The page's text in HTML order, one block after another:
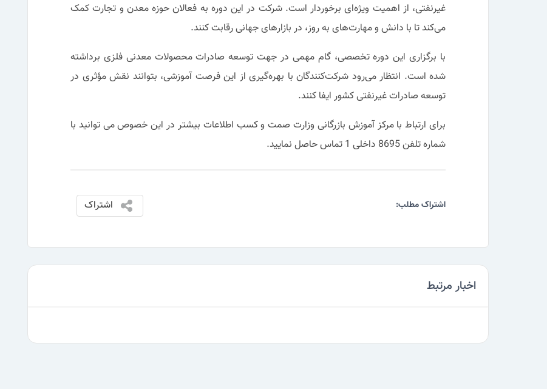
غیرنفتی، از اهمیت ویژه‌ای برخوردار است. شرکت در این دوره به فعالان حوزه معدن و تجارت کمک
می‌کند تا با دانش و مهارت‌های به روز، در بازارهای جهانی رقابت کنند.
با برگزاری این دوره تخصصی، گام مهمی در جهت توسعه صادرات محصولات معدنی فلزی برداشته
شده است. انتظار می‌رود شرکت‌کنندگان با بهره‌گیری از این فرصت آموزشی، بتوانند نقش مؤثری در
توسعه صادرات غیرنفتی کشور ایفا کنند.
برای ارتباط با مرکز آموزش بازرگانی وزارت صمت و کسب اطلاعات بیشتر در این خصوص می توانید با
شماره تلفن 8695 داخلی 1 تماس حاصل نمایید.
اشتراک مطلب: اشتراک
اخبار مرتبط